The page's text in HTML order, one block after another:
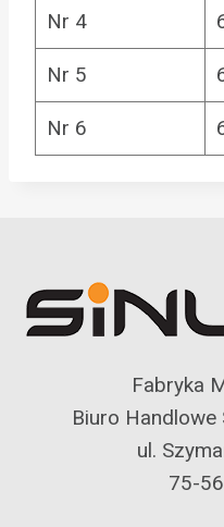
Nr 4
Nr 5
Nr 6
Fabryka
Biuro Handlowe
ul.
75-